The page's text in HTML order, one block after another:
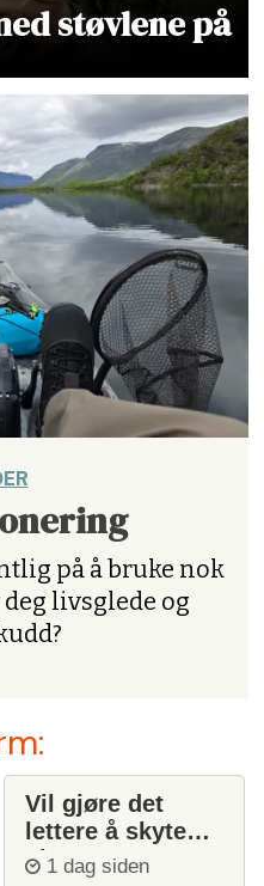
støvlene på
på å bruke nok
livsglede og
Vil gjøre det
lettere å skyte
ulv1 dag siden